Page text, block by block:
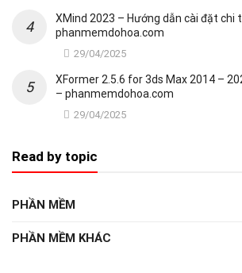
XMind 2023 – Hướng dẫn cài đặt chi
phanmemdohoa.com
29/04/2025
XFormer 2.5.6 for 3ds Max 2014 –
– phanmemdohoa.com
29/04/2025
Read by topic
PHẦN MỀM
PHẦN MỀM KHÁC